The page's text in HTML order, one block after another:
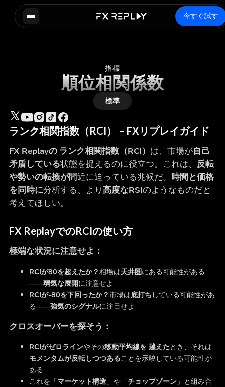
今すぐ試す
指標
順位相関係数
標準
ランク相関指数（RCI） – FXリプレイガイド
FX Replayの ランク相関指数（RCI） は、市場が自己
矛盾している状態を捉えるのに役立つ。これは、 反転
や勢いの転換が間近に迫っている兆候だ。 時間と価格
を同時に分析する、より高度なRSIのようなものだと
考えてほしい。
FX ReplayでのRCIの使い方
極端な状況に注意せよ：
RCIが80を超えたか？相場は天井圏にある可能性がある
――弱気な展開に注意せよ
RCIが-80を下回ったか？市場は底打ち している可能性があ
る――強気のシグナルに注目せよ
クロスオーバーを探そう：
RCIがゼロラインやその移動平均線を 越えたとき、それは
モメンタムが反転しつつあることを示唆している可能性が
ある
これを「マーケット構造」や「チョップゾーン」と組み合